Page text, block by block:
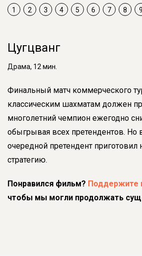
1 2 3 4 5 6 7 8 9
Цугцванг
Драма, 12 мин.
Финальный матч коммерческого
классическим шахматам должен
многолетний чемпион ежегодно
обыгрывая всех претендентов. Но
очередной претендент
стратегию.
Понравился фильм? Поддержите
чтобы мы могли продолжать